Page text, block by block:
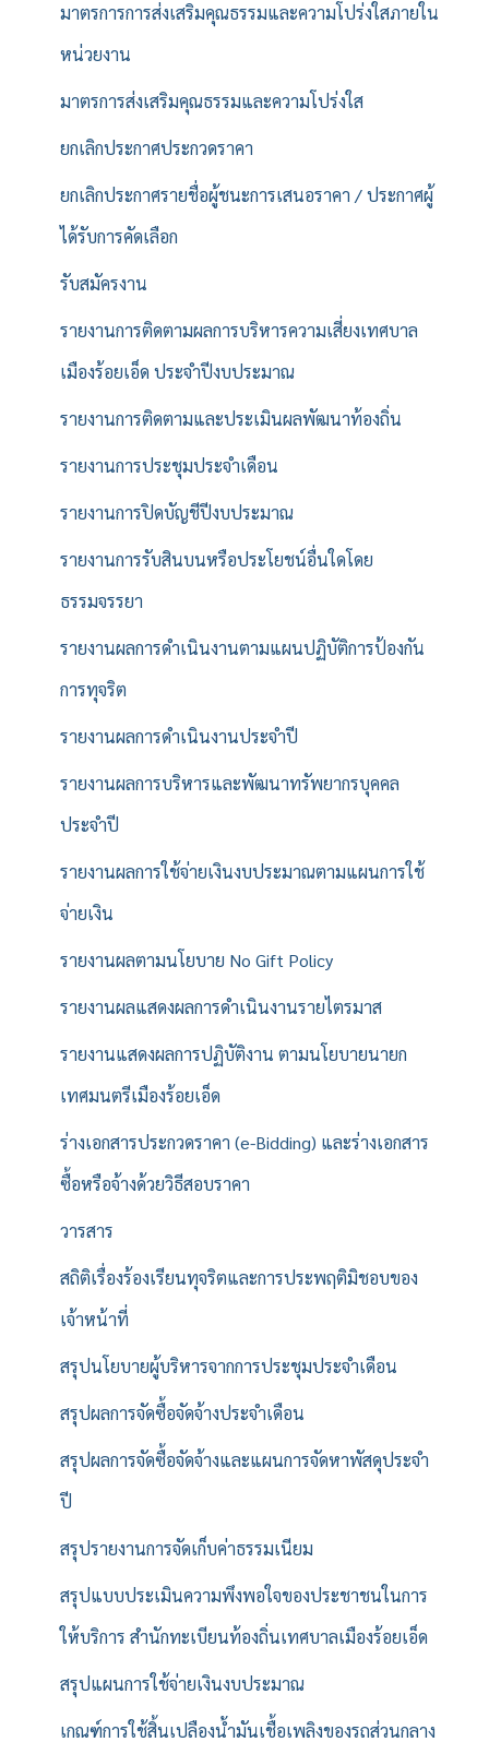
มาตรการการส่งเสริมคุณธรรมและความโปร่งใสภายใน
หน่วยงาน
มาตรการส่งเสริมคุณธรรมและความโปร่งใส
ยกเลิกประกาศประกวดราคา
ยกเลิกประกาศรายชื่อผู้ชนะการเสนอราคา / ประกาศผู้
ได้รับการคัดเลือก
รับสมัครงาน
รายงานการติดตามผลการบริหารความเสี่ยงเทศบาล
เมืองร้อยเอ็ด ประจำปีงบประมาณ
รายงานการติดตามและประเมินผลพัฒนาท้องถิ่น
รายงานการประชุมประจำเดือน
รายงานการปิดบัญชีปีงบประมาณ
รายงานการรับสินบนหรือประโยชน์อื่นใดโดย
ธรรมจรรยา
รายงานผลการดำเนินงานตามแผนปฏิบัติการป้องกัน
การทุจริต
รายงานผลการดำเนินงานประจำปี
รายงานผลการบริหารและพัฒนาทรัพยากรบุคคล
ประจำปี
รายงานผลการใช้จ่ายเงินงบประมาณตามแผนการใช้
จ่ายเงิน
รายงานผลตามนโยบาย No Gift Policy
รายงานผลแสดงผลการดำเนินงานรายไตรมาส
รายงานแสดงผลการปฏิบัติงาน ตามนโยบายนายก
เทศมนตรีเมืองร้อยเอ็ด
ร่างเอกสารประกวดราคา (e-Bidding) และร่างเอกสาร
ซื้อหรือจ้างด้วยวิธีสอบราคา
วารสาร
สถิติเรื่องร้องเรียนทุจริตและการประพฤติมิชอบของ
เจ้าหน้าที่
สรุปนโยบายผู้บริหารจากการประชุมประจำเดือน
สรุปผลการจัดซื้อจัดจ้างประจำเดือน
สรุปผลการจัดซื้อจัดจ้างและแผนการจัดหาพัสดุประจำ
ปี
สรุปรายงานการจัดเก็บค่าธรรมเนียม
สรุปแบบประเมินความพึงพอใจของประชาชนในการ
ให้บริการ สำนักทะเบียนท้องถิ่นเทศบาลเมืองร้อยเอ็ด
สรุปแผนการใช้จ่ายเงินงบประมาณ
เกณฑ์การใช้สิ้นเปลืองน้ำมันเชื้อเพลิงของรถส่วนกลาง